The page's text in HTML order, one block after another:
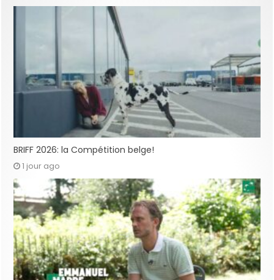
BRIFF 2026: la Compétition belge!
1 jour ago